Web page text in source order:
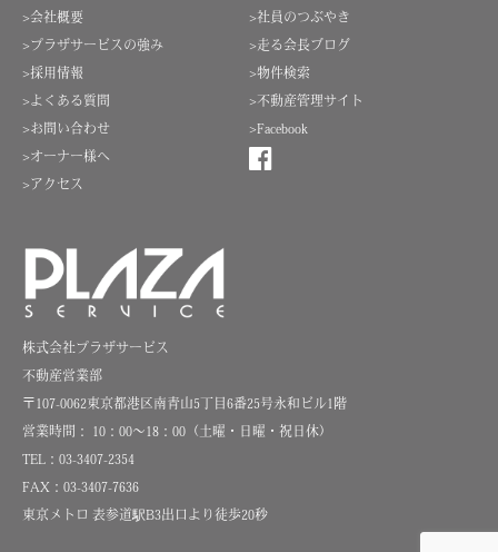
>社員のつぶやき
>走る会長ブログ
>物件検索
>不動産管理サイト
>Facebook
>会社概要
>プラザサービスの強み
>採用情報
>よくある質問
>お問い合わせ
>オーナー様へ
>アクセス
株式会社プラザサービス
不動産営業部
〒107-0062東京都港区南青山5丁目6番25号永和ビル1階
営業時間： 10：00～18：00（土曜・日曜・祝日休）
TEL：03-3407-2354
FAX：03-3407-7636
東京メトロ 表参道駅B3出口より徒歩20秒